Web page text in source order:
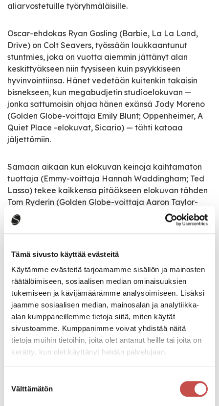
Tämä sivusto käyttää evästeitä
Käytämme evästeitä tarjoamamme sisällön ja mainosten
räätälöimiseen, sosiaalisen median ominaisuuksien
tukemiseen ja kävijämäärämme analysoimiseen. Lisäksi
jaamme sosiaalisen median, mainosalan ja analytiikka-
alan kumppaneillemme tietoja siitä, miten käytät
sivustoamme. Kumppanimme voivat yhdistää näitä
tietoja muihin tietoihin, joita olet antanut heille tai joita on
kerätty, kun olet käyttänyt heidän palvelujaan.
valinta
Välttämätön
aliarvostetuille työryhmäläisille.
Oscar-ehdokas Ryan Gosling (Barbie, La La Land,
Drive) on Colt Seavers, työssään loukkaantunut
stuntmies, joka on vuotta aiemmin jättänyt alan
keskittyäkseen niin fyysiseen kuin psyykkiseen
hyvinvointiinsa. Hänet vedetään kuitenkin takaisin
bisnekseen, kun megabudjetin studioelokuvan —
jonka sattumoisin ohjaa hänen exänsä Jody Moreno
(Golden Globe-voittaja Emily Blunt; Oppenheimer, A
Quiet Place -elokuvat, Sicario) ­— tähti katoaa
jäljettömiin.
Samaan aikaan kun elokuvan keinoja kaihtamaton
tuottaja (Emmy-voittaja Hannah Waddingham; Ted
Lasso) tekee kaikkensa pitääkseen elokuvan tähden
Tom Ryderin (Golden Globe-voittaja Aaron Taylor-
Johnson; Bullet Train) katoamisen salassa studiolta ja
medialta, Colt tekee elokuvan uskaliaimmat stuntit
yrittäessään epätoivoisesti hurmata tiensä takaisin
ympärillä syvenee, Colt huomaa joutuneensa osaksi
rikollista juonta, joka saattaa hänet isompaan
vaaraan kuin mikään stuntti koskaan.
Tapahtumatiedot